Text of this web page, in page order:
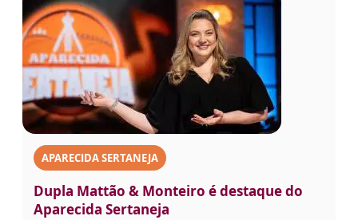
APARECIDA SERTANEJA
Dupla Mattão & Monteiro é destaque do
Aparecida Sertaneja